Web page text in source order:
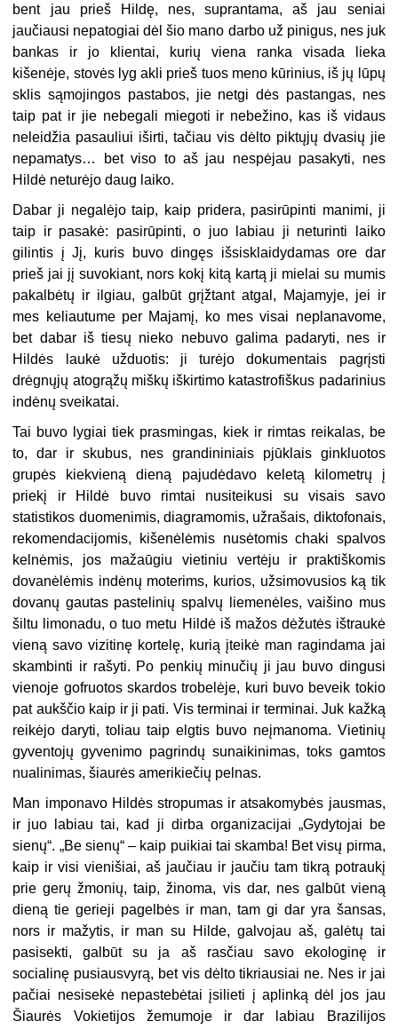
bent jau prieš Hildę, nes, suprantama, aš jau seniai
jaučiausi nepatogiai dėl šio mano darbo už pinigus, nes juk
bankas ir jo klientai, kurių viena ranka visada lieka
kišenėje, stovės lyg akli prieš tuos meno kūrinius, iš jų lūpų
sklis sąmojingos pastabos, jie netgi dės pastangas, nes
taip pat ir jie nebegali miegoti ir nebežino, kas iš vidaus
neleidžia pasauliui iširti, tačiau vis dėlto piktųjų dvasių jie
nepamatys… bet viso to aš jau nespėjau pasakyti, nes
Hildė neturėjo daug laiko.
Dabar ji negalėjo taip, kaip pridera, pasirūpinti manimi, ji
taip ir pasakė: pasirūpinti, o juo labiau ji neturinti laiko
gilintis į Jį, kuris buvo dingęs išsisklaidydamas ore dar
prieš jai jį suvokiant, nors kokį kitą kartą ji mielai su mumis
pakalbėtų ir ilgiau, galbūt grįžtant atgal, Majamyje, jei ir
mes keliautume per Majamį, ko mes visai neplanavome,
bet dabar iš tiesų nieko nebuvo galima padaryti, nes ir
Hildės laukė užduotis: ji turėjo dokumentais pagrįsti
drėgnųjų atogrąžų miškų iškirtimo katastrofiškus padarinius
indėnų sveikatai.
Tai buvo lygiai tiek prasmingas, kiek ir rimtas reikalas, be
to, dar ir skubus, nes grandininiais pjūklais ginkluotos
grupės kiekvieną dieną pajudėdavo keletą kilometrų į
priekį ir Hildė buvo rimtai nusiteikusi su visais savo
statistikos duomenimis, diagramomis, užrašais, diktofonais,
rekomendacijomis, kišenėlėmis nusėtomis chaki spalvos
kelnėmis, jos mažaūgiu vietiniu vertėju ir praktiškomis
dovanėlėmis indėnų moterims, kurios, užsimovusios ką tik
dovanų gautas pastelinių spalvų liemenėles, vaišino mus
šiltu limonadu, o tuo metu Hildė iš mažos dėžutės ištraukė
vieną savo vizitinę kortelę, kurią įteikė man ragindama jai
skambinti ir rašyti. Po penkių minučių ji jau buvo dingusi
vienoje gofruotos skardos trobelėje, kuri buvo beveik tokio
pat aukščio kaip ir ji pati. Vis terminai ir terminai. Juk kažką
reikėjo daryti, toliau taip elgtis buvo neįmanoma. Vietinių
gyventojų gyvenimo pagrindų sunaikinimas, toks gamtos
nualinimas, šiaurės amerikiečių pelnas.
Man imponavo Hildės stropumas ir atsakomybės jausmas,
ir juo labiau tai, kad ji dirba organizacijai „Gydytojai be
sienų“. „Be sienų“ – kaip puikiai tai skamba! Bet visų pirma,
kaip ir visi vienišiai, aš jaučiau ir jaučiu tam tikrą potraukį
prie gerų žmonių, taip, žinoma, vis dar, nes galbūt vieną
dieną tie gerieji pagelbės ir man, tam gi dar yra šansas,
nors ir mažytis, ir man su Hilde, galvojau aš, galėtų tai
pasisekti, galbūt su ja aš rasčiau savo ekologinę ir
socialinę pusiausvyrą, bet vis dėlto tikriausiai ne. Nes ir jai
pačiai nesisekė nepastebėtai įsilieti į aplinką dėl jos jau
Šiaurės Vokietijos žemumoje ir dar labiau Brazilijos